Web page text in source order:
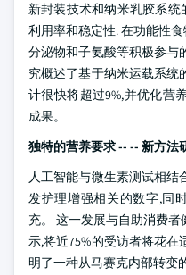
新封装技术和纳米乳胶系
利用率和稳定性. 在功能性
分泌物和子氨酸等积极参与
究概述了基于纳米运载系统
计很快将超过9%,并优化营
成果。
独特的营养要求 -- -- 新方法
人工智能与微生素测试相结
发护理增强相关的数字,同
充。 这一发展与自助消费
示,将近75%的受访者将花
明了一种从马赛克内部转变